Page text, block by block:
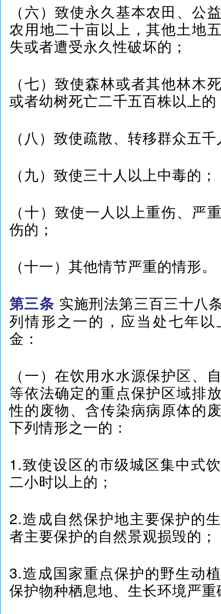
（六）致使永久基本农田、公
农用地二十亩以上，其他土地
失或者遭受永久性破坏的；
（七）致使森林或者其他林木
或者幼树死亡二千五百株以上的
（八）致使疏散、转移群众五
（九）致使三十人以上中毒的；
（十）致使一人以上重伤、严
伤的；
（十一）其他情节严重的情形。
第三条 实施刑法第三百三十八
列情形之一的，应当处七年
金：
（一）在饮用水水源保护区、
等依法确定的重点保护区域排
性的废物、含传染病病原体的
下列情形之一的：
1.致使设区的市级城区集中式
二小时以上的；
2.造成自然保护地主要保护的
者主要保护的自然景观损毁的；
3.造成国家重点保护的野生动
保护物种栖息地、生长环境严